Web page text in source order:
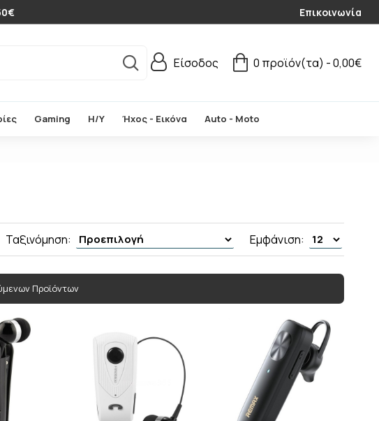
Επικοινωνία
Είσοδος 0 προϊόν(τα) - 0,00€
Gaming Η/Υ Ήχος - Εικόνα Auto - Moto
Ταξινόμηση: Εμφάνιση:
Προϊόντων